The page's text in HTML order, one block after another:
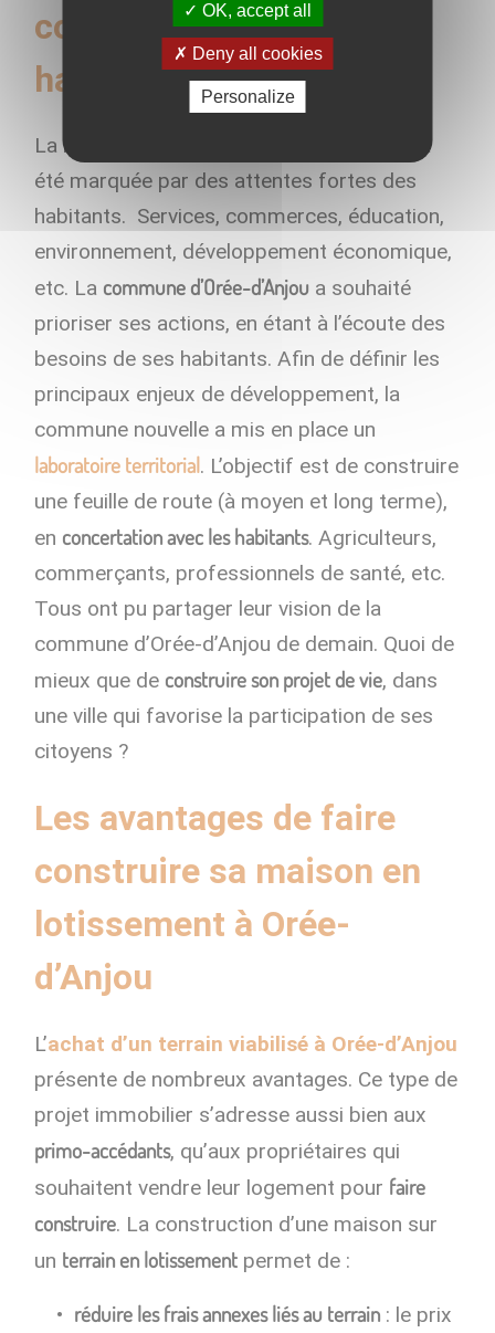
construit avec ses
habitants
La réforme territoriale en Maine-et-Loire a
été marquée par des attentes fortes des
habitants. Services, commerces, éducation,
environnement, développement économique,
etc. La commune d’Orée-d’Anjou a souhaité
prioriser ses actions, en étant à l’écoute des
besoins de ses habitants. Afin de définir les
principaux enjeux de développement, la
commune nouvelle a mis en place un
laboratoire territorial. L’objectif est de construire
une feuille de route (à moyen et long terme),
en concertation avec les habitants. Agriculteurs,
commerçants, professionnels de santé, etc.
Tous ont pu partager leur vision de la
commune d’Orée-d’Anjou de demain. Quoi de
mieux que de construire son projet de vie, dans
une ville qui favorise la participation de ses
citoyens ?
Les avantages de faire
construire sa maison en
lotissement à Orée-
d’Anjou
L’achat d’un terrain viabilisé à Orée-d’Anjou
présente de nombreux avantages. Ce type de
projet immobilier s’adresse aussi bien aux
primo-accédants, qu’aux propriétaires qui
souhaitent vendre leur logement pour faire
construire. La construction d’une maison sur
un terrain en lotissement permet de :
réduire les frais annexes liés au terrain : le prix
OK, accept all
Deny all cookies
Personalize